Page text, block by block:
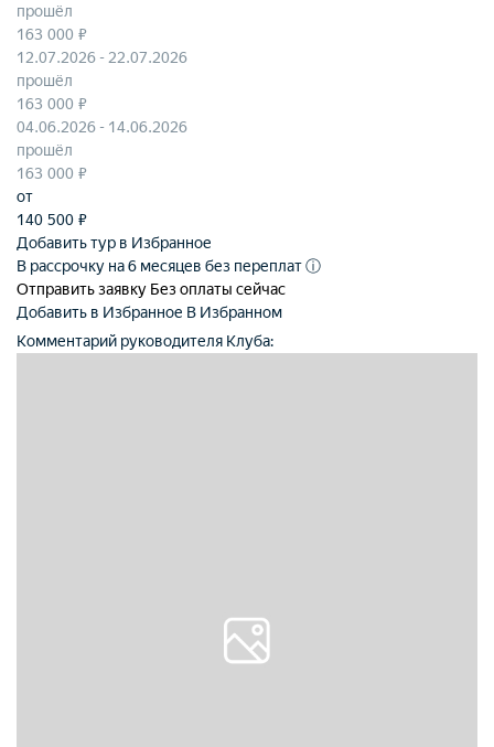
прошёл
163 000 ₽
12.07.2026 - 22.07.2026
прошёл
163 000 ₽
04.06.2026 - 14.06.2026
прошёл
163 000 ₽
от
140 500 ₽
Добавить тур в Избранное
В рассрочку на 6 месяцев без переплатⓘ
Отправить заявку Без оплаты сейчас
Добавить в Избранное В Избранном
Комментарий руководителя Клуба: